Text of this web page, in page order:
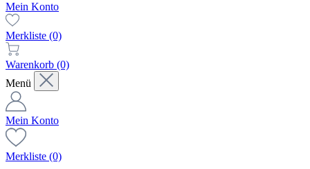
Mein Konto
Merkliste (0)
Warenkorb (0)
Menü
Mein Konto
Merkliste (0)